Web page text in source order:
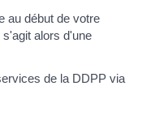
au début de votre
alors d'une
de la DDPP via